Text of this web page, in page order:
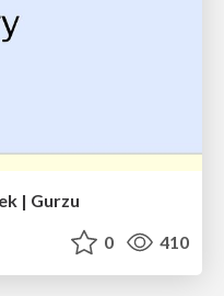
| Gurzu
0 410